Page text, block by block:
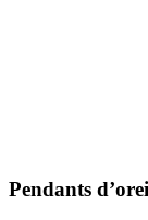
Pendants